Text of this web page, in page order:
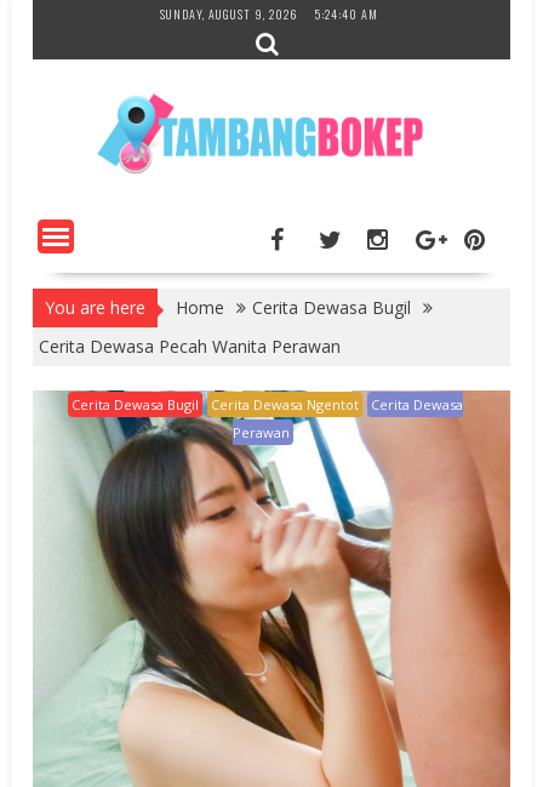
content
SUNDAY, AUGUST 9, 2026 5:24:41 AM
You are here Home
Cerita Dewasa Bugil
Cerita Dewasa Pecah Wanita Perawan
Cerita Dewasa Bugil Cerita Dewasa Ngentot
Cerita Dewasa
Perawan